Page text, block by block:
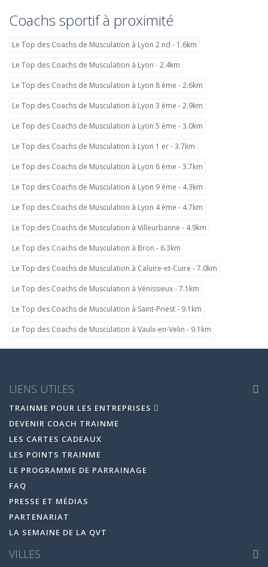
Coachs sportif à proximité
Le Top des Coachs de Musculation à Lyon 2 nd - 1.6km
Le Top des Coachs de Musculation à Lyon - 2.4km
Le Top des Coachs de Musculation à Lyon 8 ème - 2.6km
Le Top des Coachs de Musculation à Lyon 3 ème - 2.9km
Le Top des Coachs de Musculation à Lyon 5 ème - 3.0km
Le Top des Coachs de Musculation à Lyon 1 er - 3.7km
Le Top des Coachs de Musculation à Lyon 6 ème - 3.7km
Le Top des Coachs de Musculation à Lyon 9 ème - 4.3km
Le Top des Coachs de Musculation à Lyon 4 ème - 4.7km
Le Top des Coachs de Musculation à Villeurbanne - 4.9km
Le Top des Coachs de Musculation à Bron - 6.3km
Le Top des Coachs de Musculation à Caluire-et-Cuire - 7.0km
Le Top des Coachs de Musculation à Vénissieux - 7.1km
Le Top des Coachs de Musculation à Saint-Priest - 9.1km
Le Top des Coachs de Musculation à Vaulx-en-Velin - 9.1km
LIENS UTILES
TRAINME POUR LES ENTREPRISES
DEVENIR COACH TRAINME
LES CARTES CADEAUX
LES POINTS TRAINME
LE PROGRAMME DE PARRAINAGE
FAQ
PRESSE ET MÉDIAS
PARTENARIAT
LA SEMAINE DE LA QVT
VILLES